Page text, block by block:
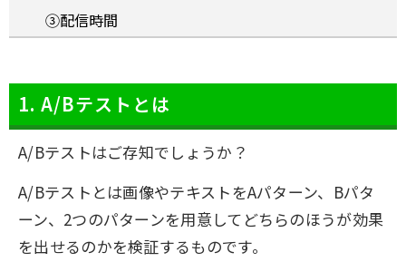
③配信時間
1. A/Bテストとは
A/Bテストはご存知でしょうか？
A/Bテストとは画像やテキストをAパターン、Bパタ
ーン、2つのパターンを用意してどちらのほうが効果
を出せるのかを検証するものです。